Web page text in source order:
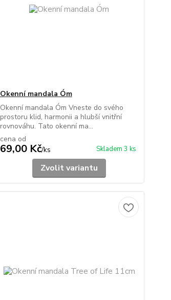
Okenní mandala Óm
Okenní mandala Óm Vneste do svého
prostoru klid, harmonii a hlubší vnitřní
rovnováhu. Tato okenní ma...
cena od
69,00 Kč/ks Skladem 3 ks
Zvolit variantu